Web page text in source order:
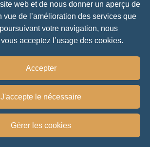
web et de nous donner un aperçu de
vue de l’amélioration des services que
votre navigation, nous
acceptez l’usage des cookies.
Accepter
J'accepte le nécessaire
Gérer les cookies